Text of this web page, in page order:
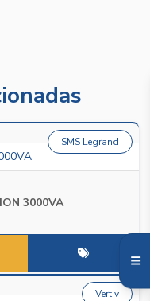
3000VA
SMS Legrand
Vertiv